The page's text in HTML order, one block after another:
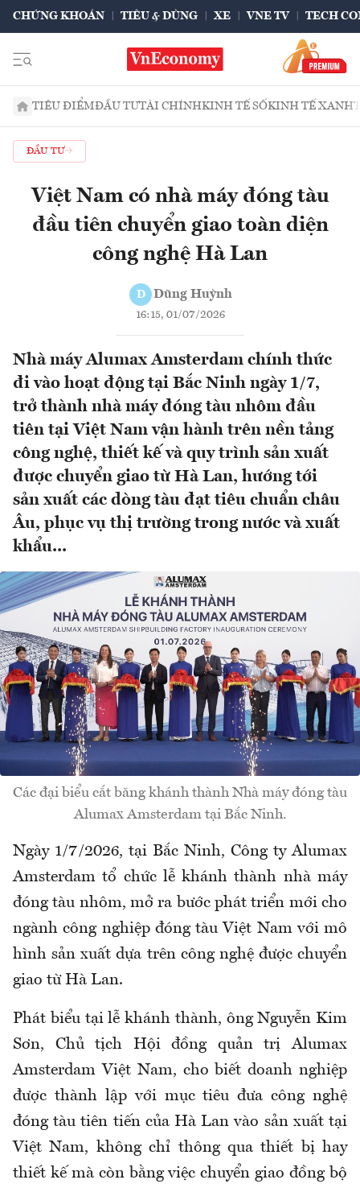
CHỨNG KHOÁN TIÊU & DÙNG XE VNE TV TECH
TIÊU ĐIỂMĐẦU TƯTÀI CHÍNHKINH TẾ SỐKINH TẾ XANH
ĐẦU TƯ
Việt Nam có nhà máy đóng tàu
đầu tiên chuyển giao toàn diện
công nghệ Hà Lan
D Dũng Huỳnh
16:15, 01/07/2026
Nhà máy Alumax Amsterdam chính thức
đi vào hoạt động tại Bắc Ninh ngày 1/7,
trở thành nhà máy đóng tàu nhôm đầu
tiên tại Việt Nam vận hành trên nền tảng
công nghệ, thiết kế và quy trình sản xuất
được chuyển giao từ Hà Lan, hướng tới
sản xuất các dòng tàu đạt tiêu chuẩn châu
Âu, phục vụ thị trường trong nước và xuất
khẩu...
Các đại biểu cắt băng khánh thành Nhà máy đóng tàu
Alumax Amsterdam tại Bắc Ninh.
Ngày 1/7/2026, tại Bắc Ninh, Công ty Alumax
Amsterdam tổ chức lễ khánh thành nhà máy
đóng tàu nhôm, mở ra bước phát triển mới cho
ngành công nghiệp đóng tàu Việt Nam với mô
hình sản xuất dựa trên công nghệ được chuyển
giao từ Hà Lan.
Phát biểu tại lễ khánh thành, ông Nguyễn Kim
Sơn, Chủ tịch Hội đồng quản trị Alumax
Amsterdam Việt Nam, cho biết doanh nghiệp
được thành lập với mục tiêu đưa công nghệ
đóng tàu tiên tiến của Hà Lan vào sản xuất tại
Việt Nam, không chỉ thông qua thiết bị hay
thiết kế mà còn bằng việc chuyển giao đồng bộ